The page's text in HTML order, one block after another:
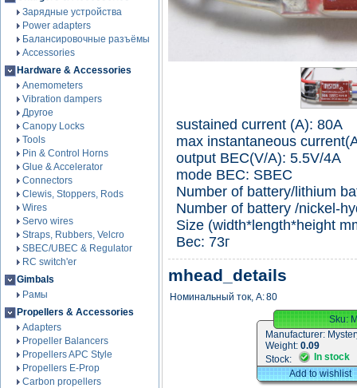
Зарядные устройства
Power adapters
Балансировочные разъёмы
Accessories
Hardware & Accessories
Anemometers
Vibration dampers
Другое
Canopy Locks
Tools
Pin & Control Horns
Glue & Accelerator
Connectors
Clewis, Stoppers, Rods
Wires
Servo wires
Straps, Rubbers, Velcro
SBEC/UBEC & Regulator
RC switch'er
Gimbals
Рамы
Propellers & Accessories
Adapters
Propeller Balancers
Propellers APC Style
Propellers E-Prop
Carbon propellers
sustained current (A): 80A
max instantaneous
output BEC(V/A): 5.5V/4A
mode BEC: SBEC
Number of battery/lithium
Number of battery /nickel-
Size (width*length*height
Вес: 73г
mhead_details
Номинальный ток, А:80
Sku:
Manufacturer:
Weight: 0.09
Stock:
In stock
Add to wishlist